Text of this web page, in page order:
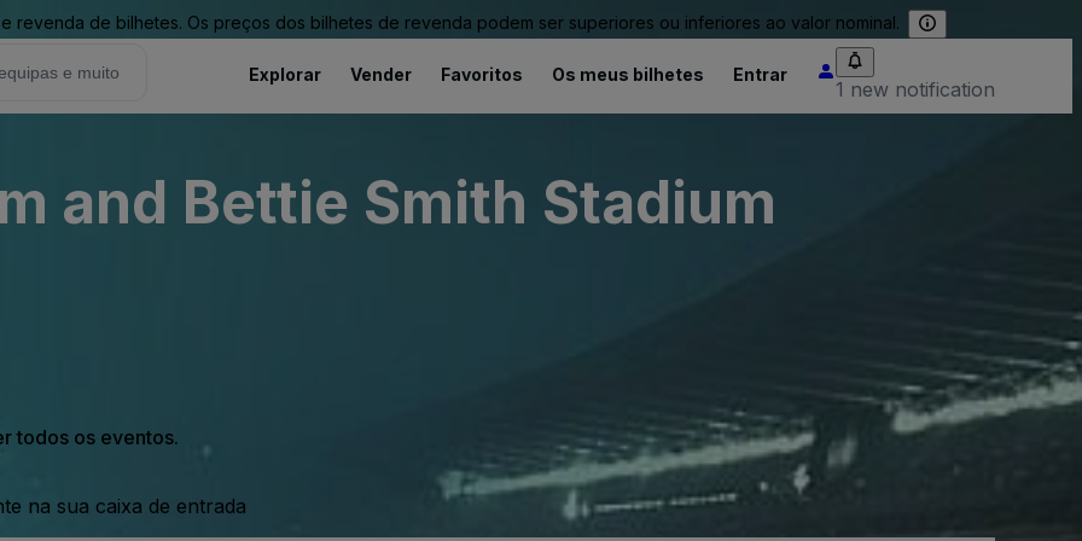
revenda de bilhetes. Os preços dos bilhetes de revenda podem ser superiores ou inferiores ao valor nominal.
Explorar Vender Favoritos Os meus bilhetes Entrar
1 new notification
and Bettie Smith Stadium
todos os eventos.
na sua caixa de entrada